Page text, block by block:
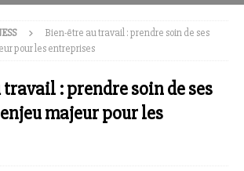
Bien-être au travail : prendre soin de ses
pour les entreprises
: prendre soin de ses
majeur pour les